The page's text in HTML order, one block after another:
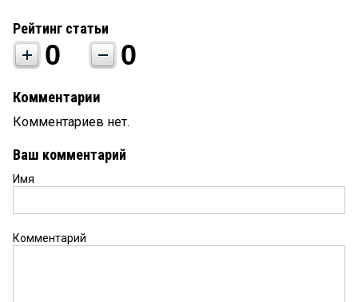
Рейтинг статьи
0 0
Комментарии
Комментариев нет.
Ваш комментарий
Имя
Комментарий